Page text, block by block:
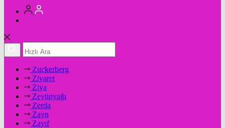
Zuckerberg
Ziyaret
Ziya
Zeytinyağı
Zerda
Zayn
Zayıf